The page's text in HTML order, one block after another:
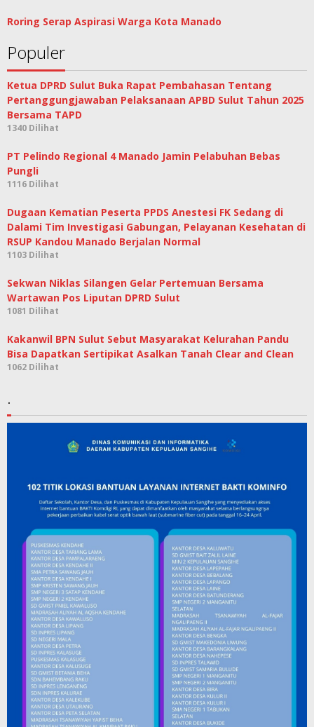
Roring Serap Aspirasi Warga Kota Manado
Populer
Ketua DPRD Sulut Buka Rapat Pembahasan Tentang
Pertanggungjawaban Pelaksanaan APBD Sulut Tahun 2025
Bersama TAPD
1340 Dilihat
PT Pelindo Regional 4 Manado Jamin Pelabuhan Bebas
Pungli
1116 Dilihat
Dugaan Kematian Peserta PPDS Anestesi FK Sedang di
Dalami Tim Investigasi Gabungan, Pelayanan Kesehatan di
RSUP Kandou Manado Berjalan Normal
1103 Dilihat
Sekwan Niklas Silangen Gelar Pertemuan Bersama
Wartawan Pos Liputan DPRD Sulut
1081 Dilihat
Kakanwil BPN Sulut Sebut Masyarakat Kelurahan Pandu
Bisa Dapatkan Sertipikat Asalkan Tanah Clear and Clean
1062 Dilihat
.